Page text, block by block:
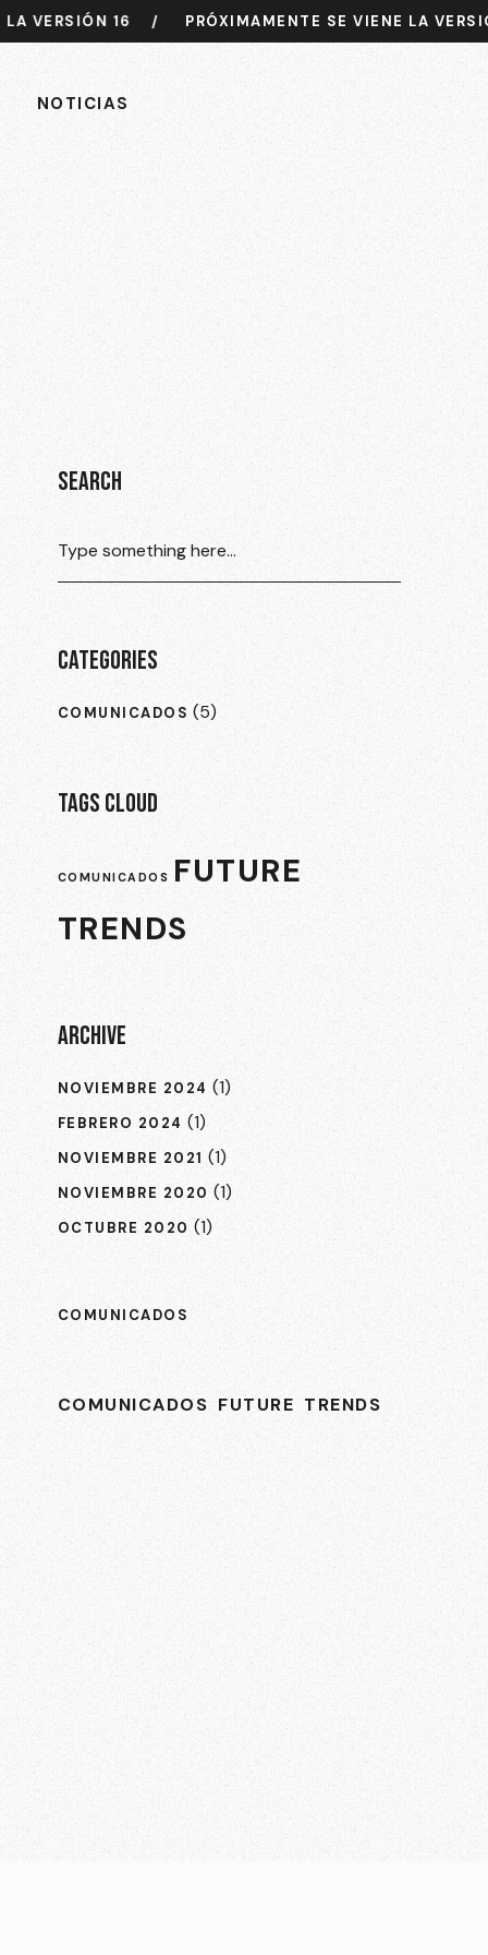
16 / PRÓXIMAMENTE SE VIENE LA VERSIÓN
NOTICIAS
SEARCH
CATEGORIES
COMUNICADOS (5)
TAGS CLOUD
COMUNICADOS FUTURE
TRENDS
ARCHIVE
NOVIEMBRE 2024 (1)
FEBRERO 2024 (1)
NOVIEMBRE 2021 (1)
NOVIEMBRE 2020 (1)
OCTUBRE 2020 (1)
COMUNICADOS
COMUNICADOS FUTURE TRENDS